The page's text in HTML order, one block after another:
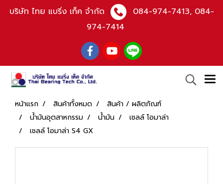
บริษัท ไทย แบริ่ง เท็ค จำกัด 084-974-7413, 084-
974-7414
หน้าแรก สินค้าทั้งหมด
สินค้า / ผลิตภัณฑ์
น้ำมันอุตสาหกรรม
น้ำมัน
เชลล์ โอมาล่า
เชลล์ โอมาล่า S4 GX